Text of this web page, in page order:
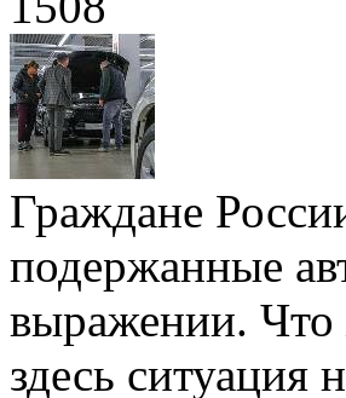
Граждане
подержанные
выражении. Что
здесь ситуация